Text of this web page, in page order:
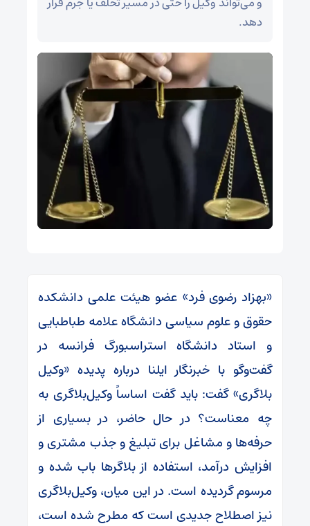
دهد.
«بهزاد رضوی فرد» عضو هیئت علمی دانشکده
حقوق و علوم سیاسی دانشگاه علامه طباطبایی
و استاد دانشگاه استراسبورگ فرانسه در
گفت‌وگو با خبرنگار ایلنا درباره پدیده «وکیل
بلاگری» گفت: باید گفت اساساً وکیل‌بلاگری به
چه معناست؟ در حال حاضر، در بسیاری از
حرفه‌ها و مشاغل برای تبلیغ و جذب مشتری و
افزایش درآمد، استفاده از بلاگرها باب شده و
مرسوم گردیده است. در این میان، وکیل‌بلاگری
نیز اصطلاح جدیدی است که مطرح شده است،